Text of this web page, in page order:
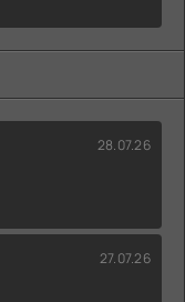
28.07.26
27.07.26